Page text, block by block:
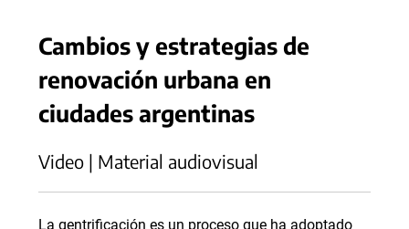
Cambios y estrategias de
renovación urbana en
ciudades argentinas
Video | Material audiovisual
La gentrificación es un proceso que ha adoptado